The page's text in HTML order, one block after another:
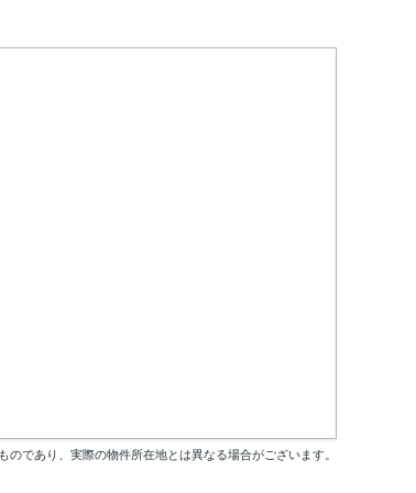
であり、実際の物件所在地とは異なる場合がございます。